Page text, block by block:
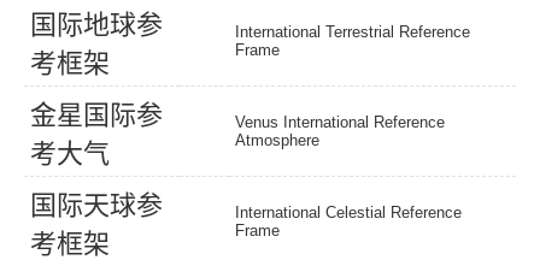
国 际地球参
考框架
International Terrestrial Reference
Frame
金星 国 际参
考大气
Venus International Reference
Atmosphere
国 际天球参
考框架
International Celestial Reference
Frame